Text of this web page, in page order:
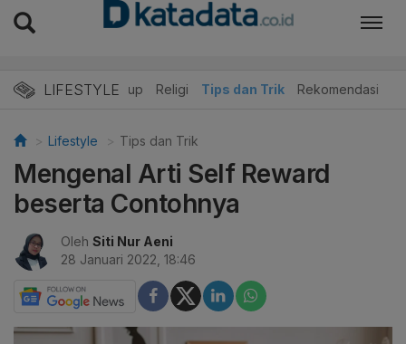
LIFESTYLE
Edukasi Gaya Hidup Religi Tips dan Trik Rekomendasi
Lifestyle Tips dan Trik
Mengenal Arti Self Reward
beserta Contohnya
Oleh Siti Nur Aeni
28 Januari 2022, 18:46